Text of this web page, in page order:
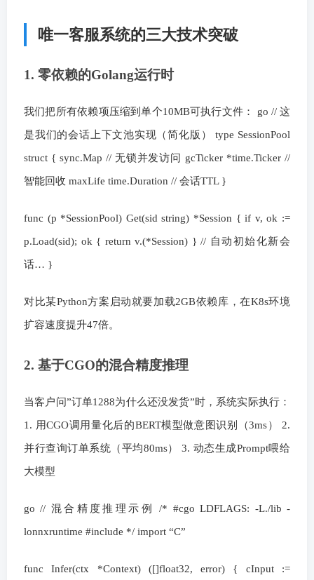
唯一客服系统的三大技术突破
1. 零依赖的Golang运行时
我们把所有依赖项压缩到单个10MB可执行文件： go // 这
是我们的会话上下文池实现（简化版） type SessionPool
struct { sync.Map // 无锁并发访问 gcTicker *time.Ticker //
智能回收 maxLife time.Duration // 会话TTL }
func (p *SessionPool) Get(sid string) *Session { if v, ok :=
p.Load(sid); ok { return v.(*Session) } // 自动初始化新会
话… }
对比某Python方案启动就要加载2GB依赖库，在K8s环境
扩容速度提升47倍。
2. 基于CGO的混合精度推理
当客户问”订单1288为什么还没发货”时，系统实际执行：
1. 用CGO调用量化后的BERT模型做意图识别（3ms） 2.
并行查询订单系统（平均80ms） 3. 动态生成Prompt喂给
大模型
go // 混合精度推理示例 /* #cgo LDFLAGS: -L./lib -
lonnxruntime #include */ import “C”
func Infer(ctx *Context) ([]float32, error) { cInput :=